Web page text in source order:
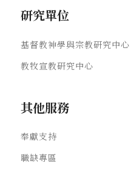
研究單位
基督教神學與宗教研究中心
教牧宣教研究中心
其他服務
奉獻支持
職缺專區